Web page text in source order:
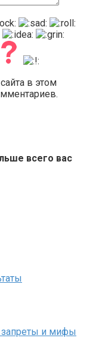
в этом
всего вас
запреты и мифы